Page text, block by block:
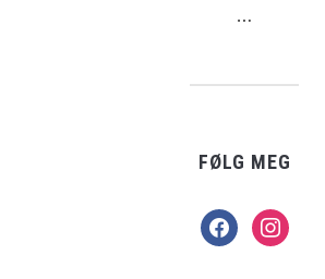
…
FØLG MEG
facebookinstagram